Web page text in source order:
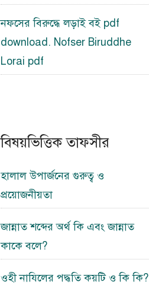
নফসের বিরুদ্ধে লড়াই বই pdf
download. Nofser Biruddhe
Lorai pdf
বিষয়ভিত্তিক তাফসীর
হালাল উপার্জনের গুরুত্ব ও
প্রয়োজনীয়তা
জান্নাত শব্দের অর্থ কি এবং জান্নাত
কাকে বলে?
ওহী নাযিলের পদ্ধতি কয়টি ও কি কি?